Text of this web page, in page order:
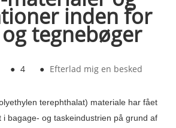
inden for
tegnebøger
● 4 ● Efterlad mig en besked
terephthalat) materiale har fået
bagage- og taskeindustrien på grund af